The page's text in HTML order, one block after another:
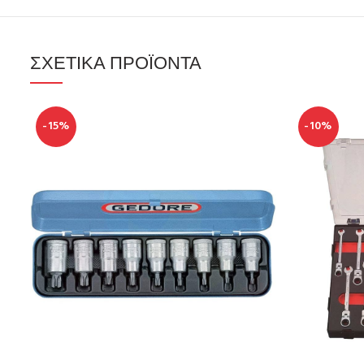
ΣΧΕΤΙΚΆ ΠΡΟΪΌΝΤΑ
-15% -10%